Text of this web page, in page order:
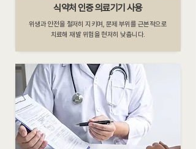
식약처 인증 의료기기 사용
위생과 안전을 철저히 지키며, 문제 부위를 근본적으로
치료해 재발 위험을 현저히 낮춥니다.